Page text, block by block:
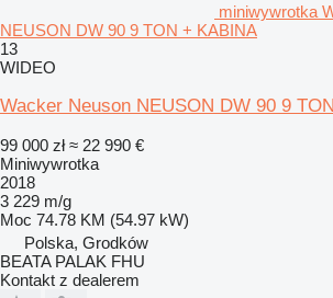
miniwywrotka
NEUSON DW 90 9 TON + KABINA
13
WIDEO
Wacker Neuson NEUSON DW 90 9
99 000 zł ≈ 22 990 €
Miniwywrotka
2018
3 229 m/g
Moc 74.78 KM (54.97 kW)
Polska, Grodków
BEATA PALAK FHU
Kontakt z dealerem